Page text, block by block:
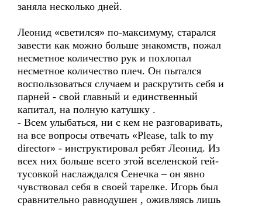
заняла несколько дней.
Леонид «светился» по-максимуму, старался
завести как можно больше знакомств, пожал
несметное количество рук и похлопал
несметное количество плеч. Он пытался
воспользоваться случаем и раскрутить себя и
парней - свой главный и единственный
капитал, на полную катушку .
- Всем улыбаться, ни с кем не разговаривать,
на все вопросы отвечать «Please, talk to my
director» - инструктировал ребят Леонид. Из
всех них больше всего этой вселенской гей-
тусовкой наслаждался Сенечка – он явно
чувствовал себя в своей тарелке. Игорь был
сравнительно равнодушен , оживляясь лишь